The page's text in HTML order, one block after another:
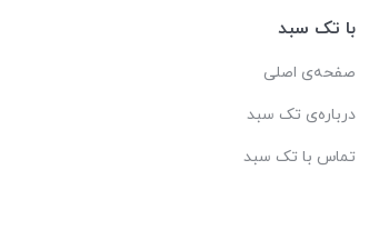
با تک سبد
صفحه‌ی اصلی
درباره‌ی تک سبد
تماس با تک سبد